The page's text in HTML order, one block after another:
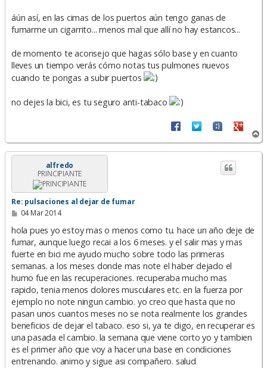
áún así, en las cimas de los puertos aún tengo ganas de
fumarme un cigarrito... menos mal que allí no hay estancos...
de momento te aconsejo que hagas sólo base y en cuanto
lleves un tiempo verás cómo notas tus pulmones nuevos
cuando te pongas a subir puertos
no dejes la bici, es tu seguro anti-tabaco
r
r
alfredo
PRINCIPIANTE
Re: pulsaciones al dejar de fumar
M
n
a
j
e
04 Mar 2014
hola pues yo estoy mas o menos como tu. hace un año deje de
fumar, aunque luego recai a los 6 meses. y el salir mas y mas
fuerte en bici me ayudo mucho sobre todo las primeras
semanas. a los meses donde mas note el haber dejado el
humo fue en las recuperaciones. recuperaba mucho mas
rapido, tenia menos dolores musculares etc. en la fuerza por
ejemplo no note ningun cambio. yo creo que hasta que no
pasan unos cuantos meses no se nota realmente los grandes
beneficios de dejar el tabaco. eso si, ya te digo, en recuperar es
una pasada el cambio. la semana que viene corto yo y tambien
es el primer año que voy a hacer una base en condiciones
entrenando. animo y sigue asi compañero. salud